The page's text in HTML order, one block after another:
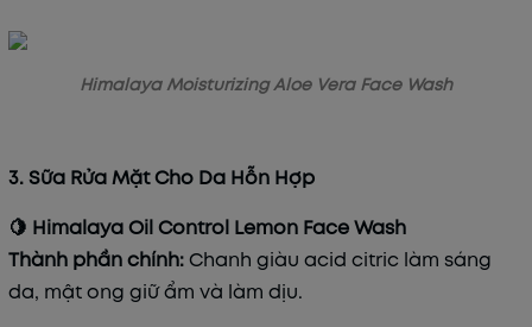
Himalaya Moisturizing Aloe Vera Face Wash
3. Sữa Rửa Mặt Cho Da Hỗn Hợp
🍋 Himalaya Oil Control Lemon Face Wash
Thành phần chính:Chanh giàu acid citric làm sáng
da, mật ong giữ ẩm và làm dịu.